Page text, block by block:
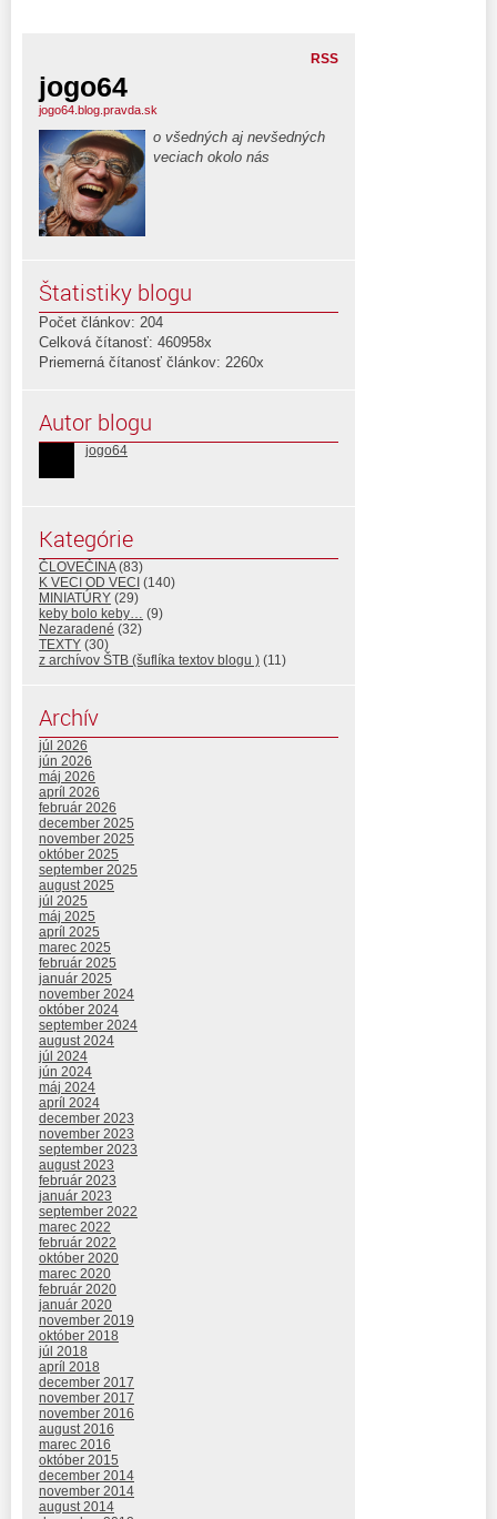
RSS
jogo64
jogo64.blog.pravda.sk
o všedných aj nevšedných
veciach okolo nás
Štatistiky blogu
Počet článkov: 204
Celková čítanosť: 460958x
Priemerná čítanosť článkov: 2260x
Autor blogu
jogo64
Kategórie
ČLOVEČINA(83)
K VECI OD VECI (140)
MINIATÚRY (29)
keby bolo keby… (9)
Nezaradené (32)
TEXTY (30)
z archívov ŠTB (šuflíka textov blogu ) (11)
Archív
júl 2026
jún 2026
máj 2026
apríl 2026
február 2026
december 2025
november 2025
október 2025
september 2025
august 2025
júl 2025
máj 2025
apríl 2025
marec 2025
február 2025
január 2025
november 2024
október 2024
september 2024
august 2024
júl 2024
jún 2024
máj 2024
apríl 2024
december 2023
november 2023
september 2023
august 2023
február 2023
január 2023
september 2022
marec 2022
február 2022
október 2020
marec 2020
február 2020
január 2020
november 2019
október 2018
júl 2018
apríl 2018
december 2017
november 2017
november 2016
august 2016
marec 2016
október 2015
december 2014
november 2014
august 2014